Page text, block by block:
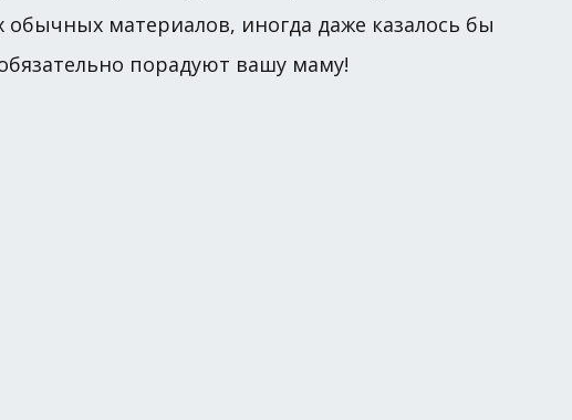
материалов, иногда даже казалось бы
порадуют вашу маму!